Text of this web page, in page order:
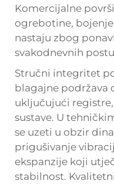
Komercijalne
ogrebotine,
nastaju zbog
svakodnevnih
Stručni integritet
blagajne podržava
uključujući
sustave. U
se uzeti u obzir
prigušivanje
ekspanzije koji
stabilnost.